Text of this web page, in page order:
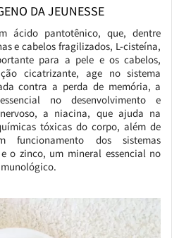
DA JEUNESSE
ácido pantotênico, que, dentre
e cabelos fragilizados, L-cisteína,
para a pele e os cabelos,
cicatrizante, age no sistema
contra a perda de memória, a
no desenvolvimento e
a niacina, que ajuda na
tóxicas do corpo, além de
dos sistemas
o zinco, um mineral essencial no